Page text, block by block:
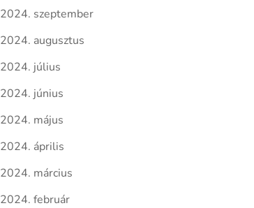
2024. szeptember
2024. augusztus
2024. július
2024. június
2024. május
2024. április
2024. március
2024. február